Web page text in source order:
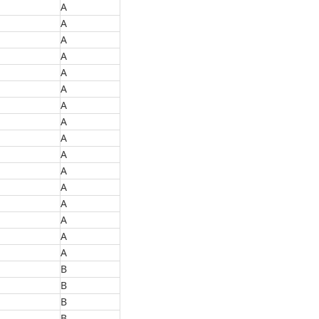
A
A
A
A
A
A
A
A
A
A
A
A
A
A
A
A
B
B
B